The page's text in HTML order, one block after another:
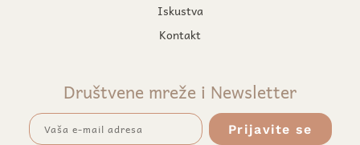
Iskustva
Kontakt
Društvene mreže i Newsletter